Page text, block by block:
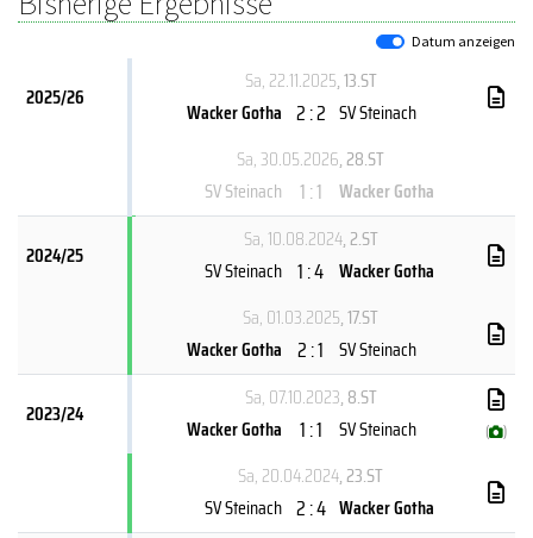
Datum anzeigen
2025/26
Sa, 22.11.2025, 13.ST
Wacker Gotha 2 : 2 SV Steinach
Sa, 30.05.2026, 28.ST
SV Steinach
1 : 1 Wacker Gotha
2024/25
Sa, 10.08.2024, 2.ST
SV Steinach 1 : 4 Wacker Gotha
Sa, 01.03.2025, 17.ST
Wacker Gotha 2 : 1 SV Steinach
2023/24
Sa, 07.10.2023, 8.ST
Wacker Gotha
1 : 1 SV Steinach ( )
Sa, 20.04.2024, 23.ST
SV Steinach 2 : 4 Wacker Gotha